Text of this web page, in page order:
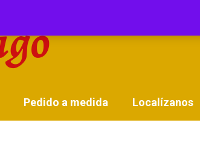
Pedido a medida Localízanos